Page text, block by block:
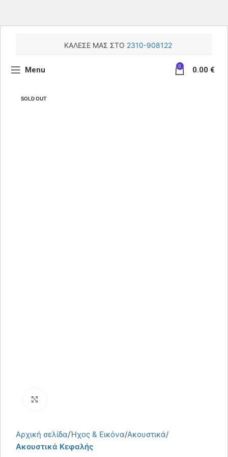
ΚΑΛΕΣΕ ΜΑΣ ΣΤΟ 2310-908122
Menu 0 0.00 €
SOLD OUT
Αρχική σελίδα Ήχος & Εικόνα Aκουστικά
Ακουστικά Κεφαλής